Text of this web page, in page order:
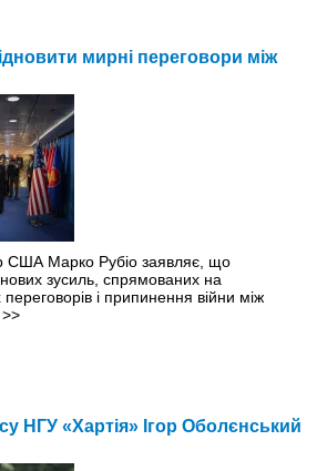
мирні переговори між
США Марко Рубіо заявляє, що
зусиль, спрямованих на
і припинення війни між
>>
НГУ «Хартія» Ігор Оболєнський